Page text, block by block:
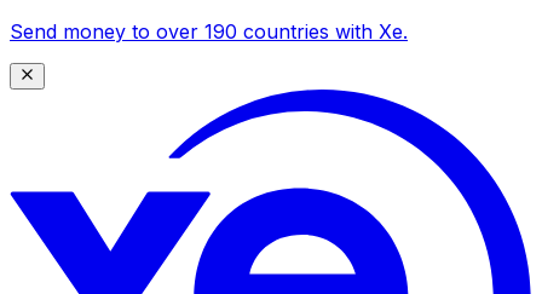
Send money to over 190 countries with Xe.